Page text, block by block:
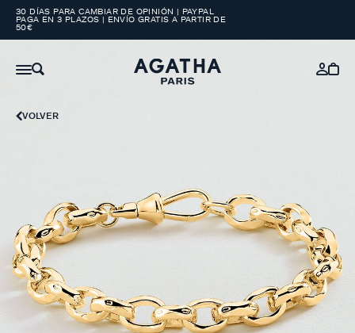
30 DÍAS PARA CAMBIAR DE OPINIÓN | PAYPAL
PAGA EN 3 PLAZOS | ENVÍO GRATIS A PARTIR DE
50€
VOLVER